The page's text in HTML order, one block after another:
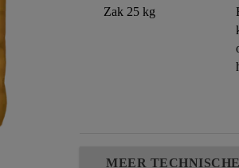
Zak 25 kg
MEER